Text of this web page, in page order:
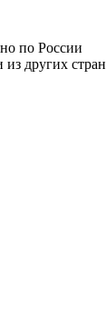
по России
из других стран